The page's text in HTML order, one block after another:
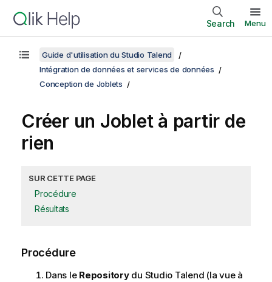
Search Menu
Guide d'utilisation du Studio Talend
Intégration de données et services de données
Conception de Joblets
Créer un Joblet à partir de
rien
SUR CETTE PAGE
Procédure
Résultats
Procédure
Dans le Repositorydu Studio Talend (la vue à